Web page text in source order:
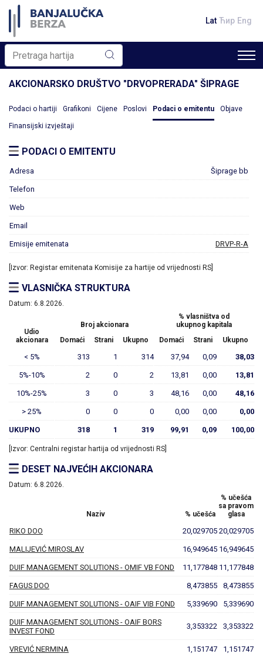
Lat Ћир Eng
AKCIONARSKO DRUŠTVO "DRVOPRERADA" ŠIPRAGE
Podaci o hartiji Grafikoni Cijene Poslovi Podaci o emitentu Objave
Finansijski izvještaji
PODACI O EMITENTU
Adresa Šiprage bb
Telefon
Web
Email
Emisije emitenata DRVP-R-A
[Izvor: Registar emitenata Komisije za hartije od vrijednosti RS]
VLASNIČKA STRUKTURA
Datum: 6.8.2026.
Udio
akcionara
Broj akcionara
% vlasništva od
ukupnog kapitala
Domaći
Strani Ukupno Domaći Strani Ukupno
< 5% 313 1 314 37,94 0,09 38,03
5%-10% 2 0 2 13,81 0,00 13,81
10%-25% 3 0 3 48,16 0,00 48,16
> 25% 0 0 0 0,00 0,00 0,00
UKUPNO 318 1 319 99,91 0,09 100,00
[Izvor: Centralni registar hartija od vrijednosti RS]
DESET NAJVEĆIH AKCIONARA
Datum: 6.8.2026.
Naziv % učešća
% učešća
sa pravom
glasa
RIKO DOO 20,029705 20,029705
MALIJEVIĆ MIROSLAV 16,949645 16,949645
DUIF MANAGEMENT SOLUTIONS - OMIF VB FOND 11,177848 11,177848
FAGUS DOO 8,473855 8,473855
DUIF MANAGEMENT SOLUTIONS - OAIF VIB FOND 5,339690 5,339690
DUIF MANAGEMENT SOLUTIONS - OAIF BORS
INVEST FOND
3,353322 3,353322
VREVIĆ NERMINA 1,151747 1,151747